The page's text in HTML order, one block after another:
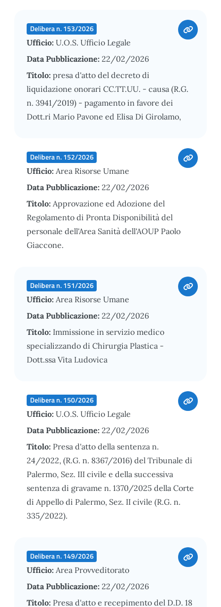
Delibera n. 153/2026
Ufficio: U.O.S. Ufficio Legale
Data Pubblicazione: 22/02/2026
Titolo: presa d'atto del decreto di
liquidazione onorari CC.TT.UU. - causa (R.G.
n. 3941/2019) - pagamento in favore dei
Dott.ri Mario Pavone ed Elisa Di Girolamo,
Delibera n. 152/2026
Ufficio: Area Risorse Umane
Data Pubblicazione: 22/02/2026
Titolo: Approvazione ed Adozione del
Regolamento di Pronta Disponibilità del
personale dell'Area Sanità dell'AOUP Paolo
Giaccone.
Delibera n. 151/2026
Ufficio: Area Risorse Umane
Data Pubblicazione: 22/02/2026
Titolo: Immissione in servizio medico
specializzando di Chirurgia Plastica -
Dott.ssa Vita Ludovica
Delibera n. 150/2026
Ufficio: U.O.S. Ufficio Legale
Data Pubblicazione: 22/02/2026
Titolo: Presa d'atto della sentenza n.
24/2022, (R.G. n. 8367/2016) del Tribunale di
Palermo, Sez. III civile e della successiva
sentenza di gravame n. 1370/2025 della Corte
di Appello di Palermo, Sez. II civile (R.G. n.
335/2022).
Delibera n. 149/2026
Ufficio: Area Provveditorato
Data Pubblicazione: 22/02/2026
Titolo: Presa d'atto e recepimento del D.D. 18